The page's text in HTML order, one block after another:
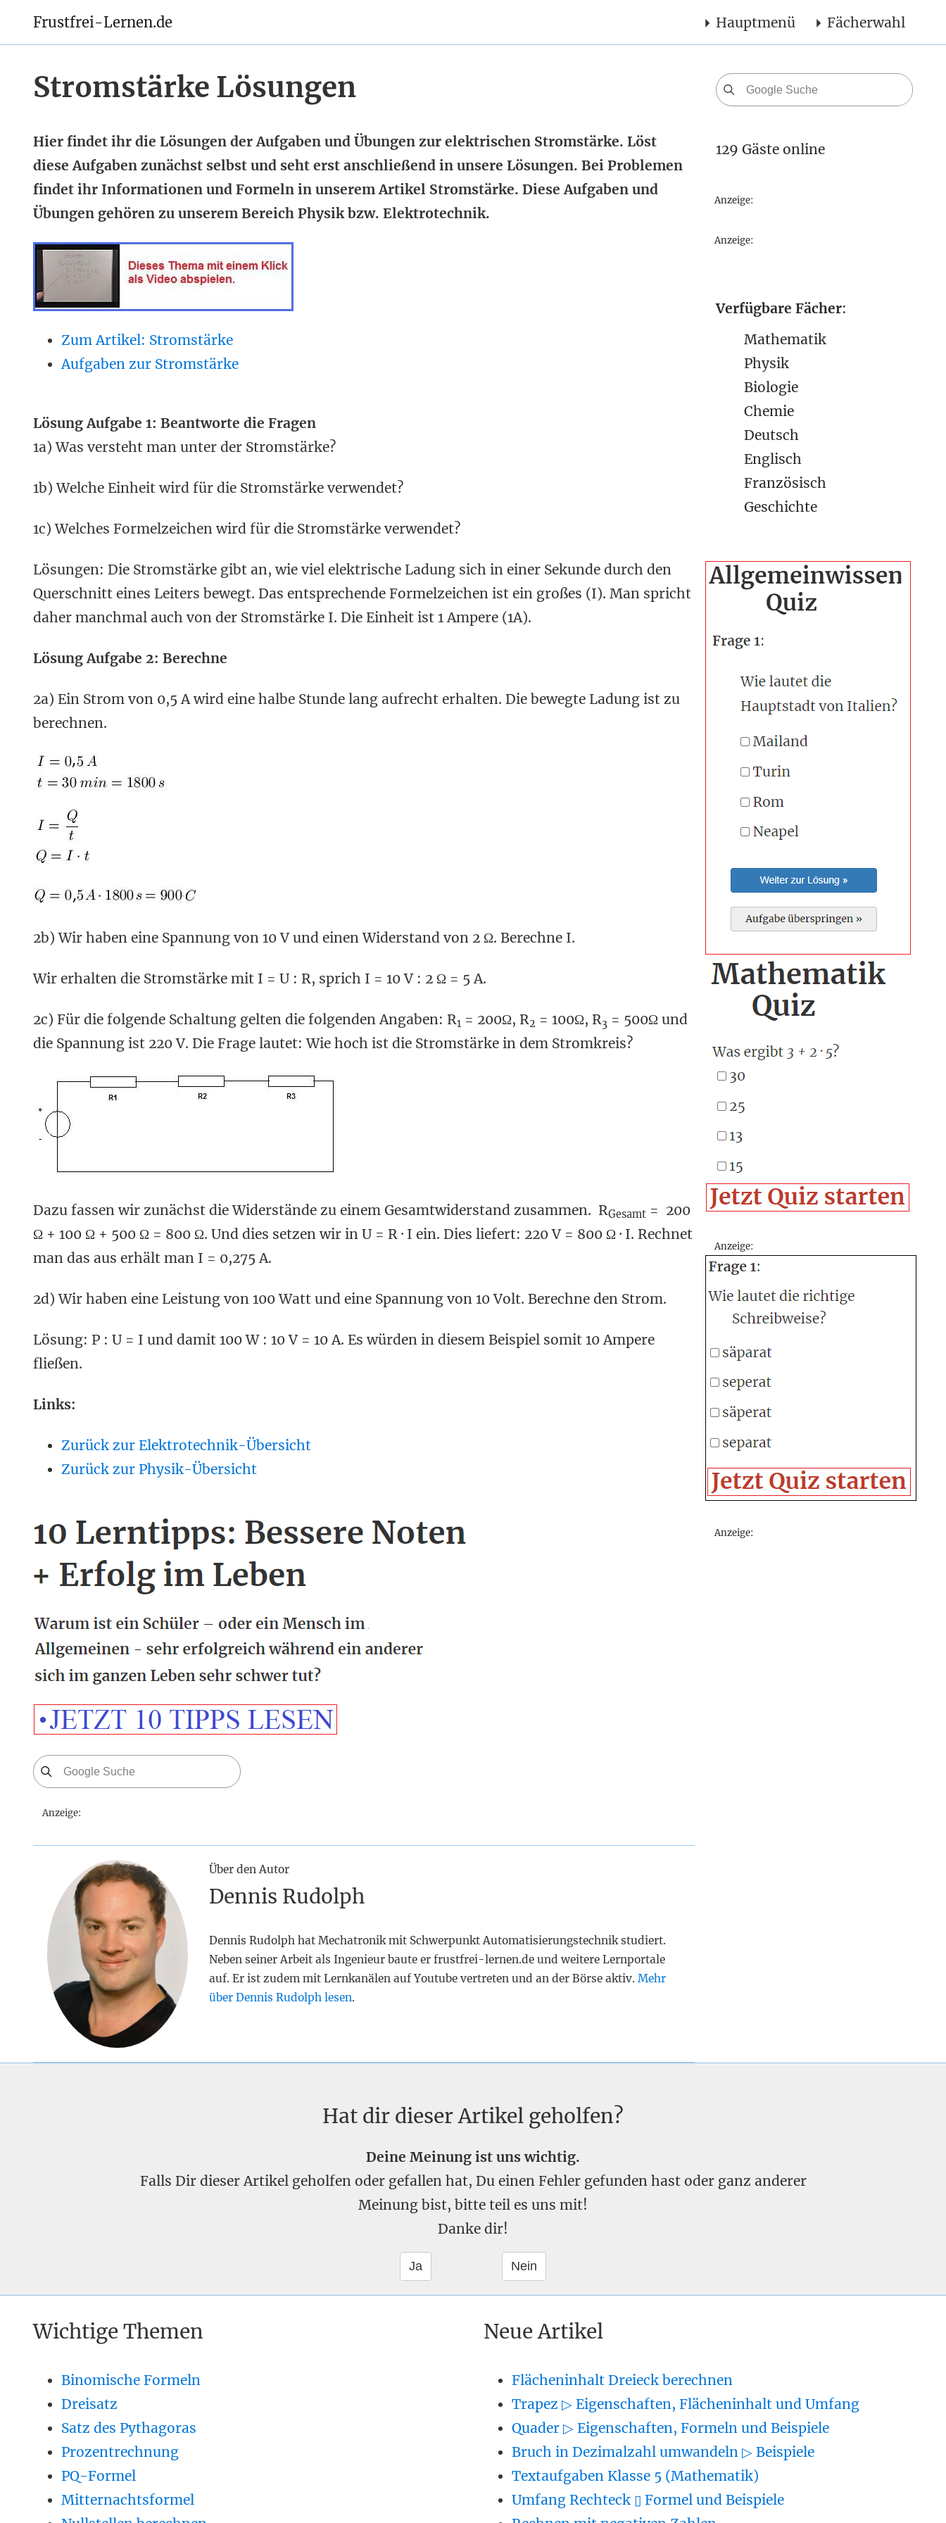
Frustfrei-Lernen.de Hauptmenü Fächerwahl
Stromstärke Lösungen
Hier findet ihr die Lösungen der Aufgaben und Übungen zur elektrischen Stromstärke. Löst
diese Aufgaben zunächst selbst und seht erst anschließend in unsere Lösungen. Bei Problemen
findet ihr Informationen und Formeln in unserem Artikel Stromstärke. Diese Aufgaben und
Übungen gehören zu unserem Bereich Physik bzw. Elektrotechnik.
Zum Artikel: Stromstärke
Aufgaben zur Stromstärke
Lösung Aufgabe 1: Beantworte die Fragen
1a) Was versteht man unter der Stromstärke?
1b) Welche Einheit wird für die Stromstärke verwendet?
1c) Welches Formelzeichen wird für die Stromstärke verwendet?
Lösungen: Die Stromstärke gibt an, wie viel elektrische Ladung sich in einer Sekunde durch den
Querschnitt eines Leiters bewegt. Das entsprechende Formelzeichen ist ein großes (I). Man spricht
daher manchmal auch von der Stromstärke I. Die Einheit ist 1 Ampere (1A).
Lösung Aufgabe 2: Berechne
2a) Ein Strom von 0,5 A wird eine halbe Stunde lang aufrecht erhalten. Die bewegte Ladung ist zu
berechnen.
2b) Wir haben eine Spannung von 10 V und einen Widerstand von 2 Ω. Berechne I.
Wir erhalten die Stromstärke mit I = U : R, sprich I = 10 V : 2 Ω = 5 A.
2c) Für die folgende Schaltung gelten die folgenden Angaben: R1 = 200Ω, R2 = 100Ω, R3 = 500Ω und
die Spannung ist 220 V. Die Frage lautet: Wie hoch ist die Stromstärke in dem Stromkreis?
Dazu fassen wir zunächst die Widerstände zu einem Gesamtwiderstand zusammen. RGesamt = 200
Ω + 100 Ω + 500 Ω = 800 Ω. Und dies setzen wir in U = R · I ein. Dies liefert: 220 V = 800 Ω · I. Rechnet
man das aus erhält man I = 0,275 A.
2d) Wir haben eine Leistung von 100 Watt und eine Spannung von 10 Volt. Berechne den Strom.
Lösung: P : U = I und damit 100 W : 10 V = 10 A. Es würden in diesem Beispiel somit 10 Ampere
fließen.
Links:
Zurück zur Elektrotechnik-Übersicht
Zurück zur Physik-Übersicht
Anzeige:
Über den Autor
Dennis Rudolph
Dennis Rudolph hat Mechatronik mit Schwerpunkt Automatisierungstechnik studiert.
Neben seiner Arbeit als Ingenieur baute er frustfrei-lernen.de und weitere Lernportale
auf. Er ist zudem mit Lernkanälen auf Youtube vertreten und an der Börse aktiv. Mehr
über Dennis Rudolph lesen.
129 Gäste online
Anzeige:
Anzeige:
Verfügbare Fächer:
Mathematik
Physik
Biologie
Chemie
Deutsch
Englisch
Französisch
Geschichte
Anzeige:
Anzeige:
Hat dir dieser Artikel geholfen?
Deine Meinung ist uns wichtig.
Falls Dir dieser Artikel geholfen oder gefallen hat, Du einen Fehler gefunden hast oder ganz anderer
Meinung bist, bitte teil es uns mit!
Danke dir!
Wichtige Themen
Binomische Formeln
Dreisatz
Satz des Pythagoras
Prozentrechnung
PQ-Formel
Mitternachtsformel
Neue Artikel
Flächeninhalt Dreieck berechnen
Trapez ▷ Eigenschaften, Flächeninhalt und Umfang
Quader ▷ Eigenschaften, Formeln und Beispiele
Bruch in Dezimalzahl umwandeln ▷ Beispiele
Textaufgaben Klasse 5 (Mathematik)
Umfang Rechteck ▯ Formel und Beispiele